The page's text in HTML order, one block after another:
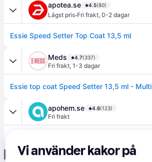
apotea.se 4.5(80)
Lägst pris·Fri frakt, 0-2 dagar
Essie Speed Setter Top Coat 13,5 ml
Meds 4.7(337)
Fri frakt, 1-3 dagar
Essie top coat Speed Setter 13,5 ml - Multi
apohem.se 4.6(123)
Fri frakt
Annons
Vi använder kakor på